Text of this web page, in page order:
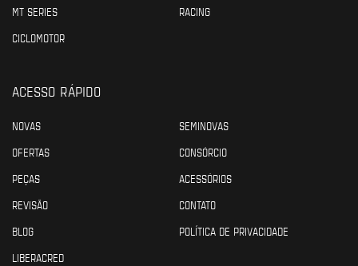
MT SERIES
RACING
CICLOMOTOR
ACESSO RÁPIDO
NOVAS
SEMINOVAS
OFERTAS
CONSÓRCIO
PEÇAS
ACESSÓRIOS
REVISÃO
CONTATO
BLOG
POLÍTICA DE PRIVACIDADE
LIBERACRED